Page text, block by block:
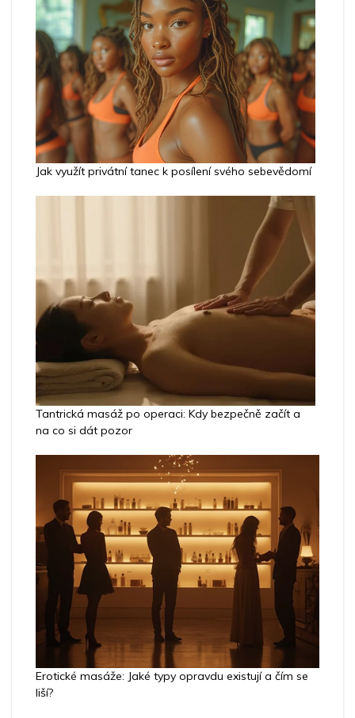
Jak využít privátní tanec k posílení svého sebevědomí
Tantrická masáž po operaci: Kdy bezpečně začít a
na co si dát pozor
Erotické masáže: Jaké typy opravdu existují a čím se
liší?